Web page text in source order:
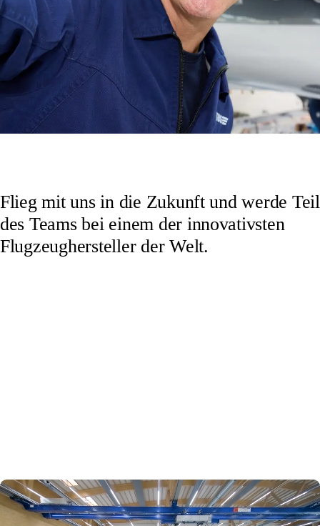
Flieg mit uns in die Zukunft und werde Teil
des Teams bei einem der innovativsten
Flugzeughersteller der Welt.